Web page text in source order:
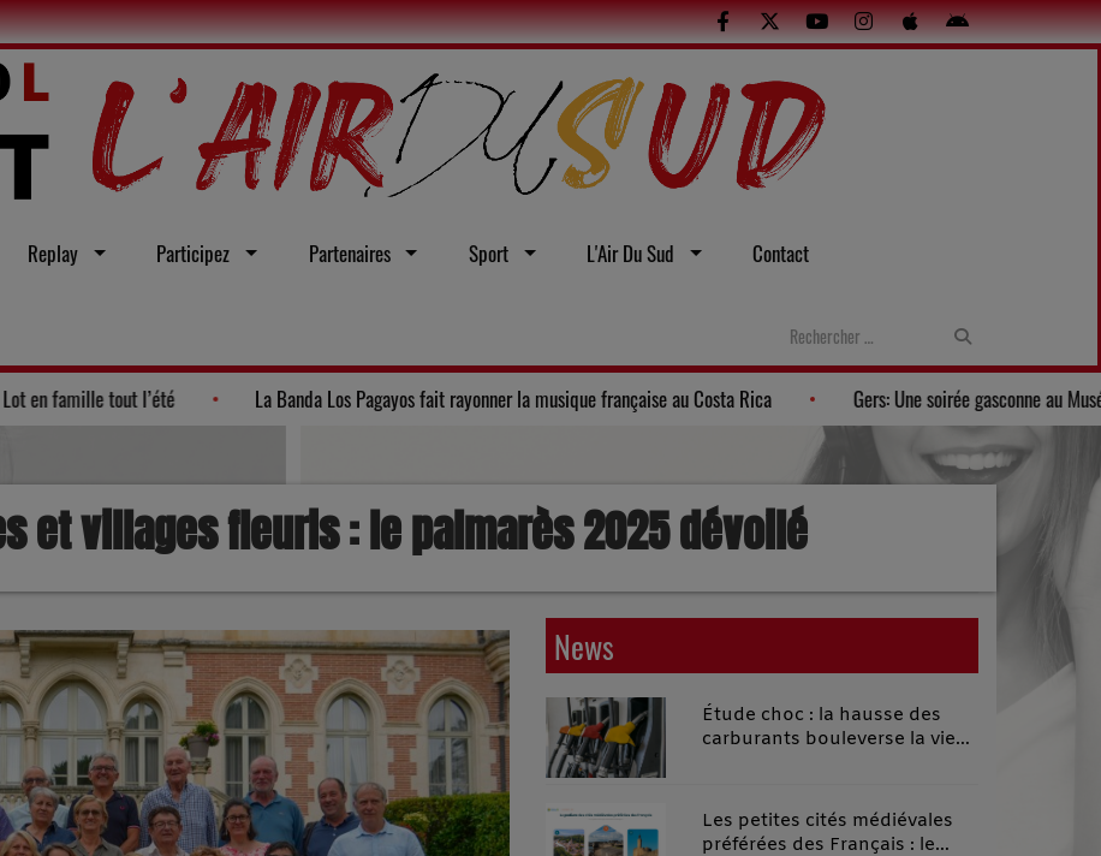
Replay Participez Partenaires Sport L'Air Du Sud Contact
2026" Ateliers et visites : le Lot en famille tout l’été La Banda Los Pagayos fait rayonner la musique française au Costa Rica
et villages fleuris : le palmarès 2025 dévoilé
News
Étude choc : la hausse des
carburants bouleverse la vie
Les petites cités médiévales
préférées des Français : le